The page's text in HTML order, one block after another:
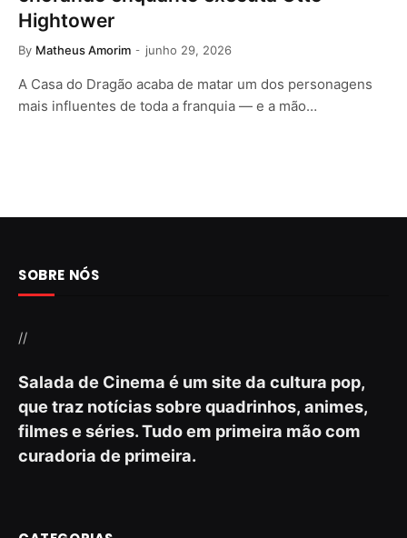
Hightower
By Matheus Amorim junho 29, 2026
A Casa do Dragão acaba de matar um dos personagens
mais influentes de toda a franquia — e a mão…
SOBRE NÓS
//
Salada de Cinema é um site da cultura pop,
que traz notícias sobre quadrinhos, animes,
filmes e séries. Tudo em primeira mão com
curadoria de primeira.